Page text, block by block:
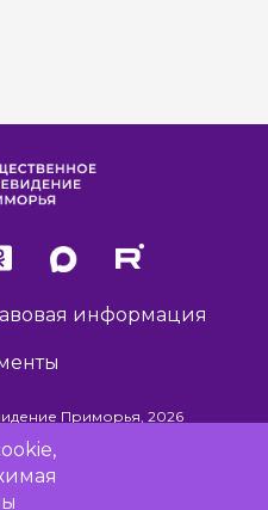
информация
Приморья, 2026
-